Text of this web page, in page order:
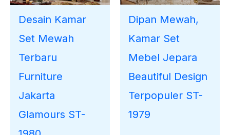
Desain Kamar
Set Mewah
Terbaru
Furniture
Jakarta
Glamours ST-
Dipan Mewah,
Kamar Set
Mebel Jepara
Beautiful Design
Terpopuler ST-
1979